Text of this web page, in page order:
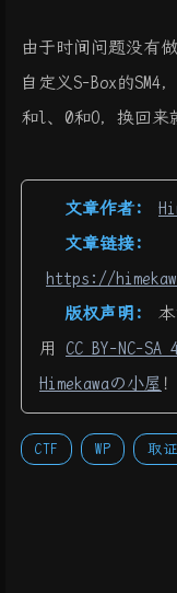
由于时间问题没有
自定义S-Box的
和l、0和O，换回来
文章作者:
文章链接:
https://
版权声明:
用 CC BY-NC-SA
Himekawaの小屋 ！
CTF WP 取证